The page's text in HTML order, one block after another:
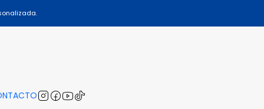
- 203
Agregar al Carro